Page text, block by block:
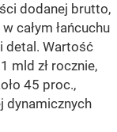
dodanej brutto,
całym łańcuchu
detal. Wartość
mld zł rocznie,
45 proc.,
dynamicznych